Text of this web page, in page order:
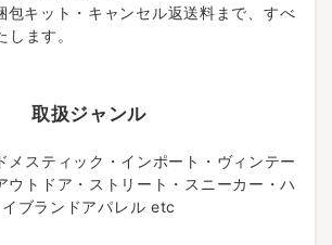
包キット・キャンセル返送料まで、すべ
ます。
取扱ジャンル
メスティック・インポート・ヴィンテー
ウトドア・ストリート・スニーカー・ハ
イブランドアパレル etc